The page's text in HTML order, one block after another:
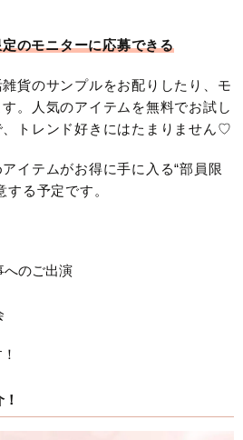
のモニターに応募できる
貨のサンプルをお配りしたり、モ
。人気のアイテムを無料でお試し
トレンド好きにはたまりません♡
イテムがお得に手に入る“部員限
する予定です。
へのご出演